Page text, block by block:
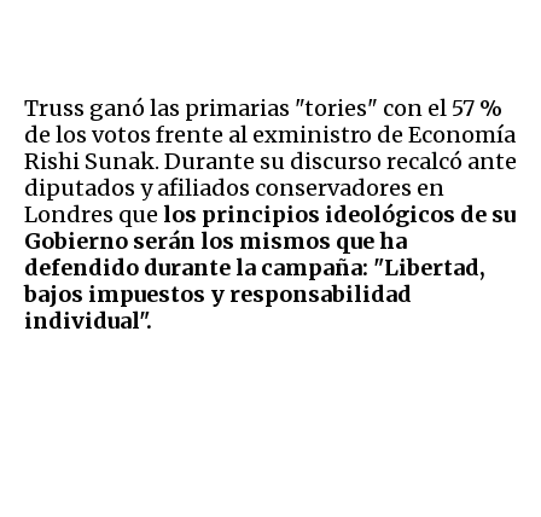
Truss ganó las primarias "tories" con el 57 %
de los votos frente al exministro de Economía
Rishi Sunak. Durante su discurso recalcó ante
diputados y afiliados conservadores en
Londres que los principios ideológicos de su
Gobierno serán los mismos que ha
defendido durante la campaña: "Libertad,
bajos impuestos y responsabilidad
individual".